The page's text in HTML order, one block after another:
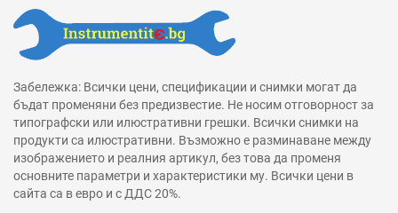
Забележка: Всички цени, спецификации и снимки могат да
бъдат променяни без предизвестие. Не носим отговорност за
типографски или илюстративни грешки. Всички снимки на
продукти са илюстративни. Възможно е разминаване между
изображението и реалния артикул, без това да променя
основните параметри и характеристики му. Всички цени в
сайта са в евро и с ДДС 20%.